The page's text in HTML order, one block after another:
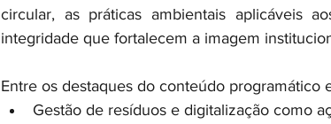
circular, as práticas ambientais aplicáveis
integridade que fortalecem a imagem
Entre os destaques do conteúdo programático
Gestão de resíduos e digitalização como